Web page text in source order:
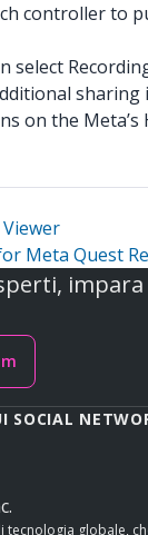
controller to
select
on the Meta’s
Meta Quest
SOCIAL
globale,